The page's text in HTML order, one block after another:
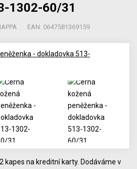
1302-60/31
EAN: 0647581369159
kapes na kreditní karty. Dodáváme v